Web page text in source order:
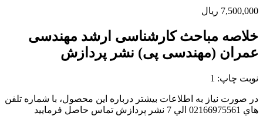
7,500,000 ریال
خلاصه مباحث کارشناسی ارشد مهندسی
عمران (مهندسی پی) نشر پردازش
نوبت چاپ: 1
در صورت نياز به اطلاعات بيشتر درباره اين محصول، با شماره تلفن
هاي 02166975561 الي 7 نشر پردازش تماس حاصل فرماييد